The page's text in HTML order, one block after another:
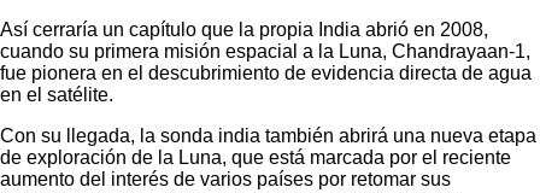
Así cerraría un capítulo que la propia India abrió en 2008,
cuando su primera misión espacial a la Luna, Chandrayaan-1,
fue pionera en el descubrimiento de evidencia directa de agua
en el satélite.
Con su llegada, la sonda india también abrirá una nueva etapa
de exploración de la Luna, que está marcada por el reciente
aumento del interés de varios países por retomar sus